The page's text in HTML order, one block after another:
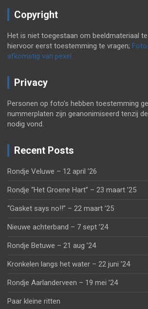
Copyright
Het is niet toegestaan om beeldmateriaal
hiervoor eerst toestemming te vragen; Foto
afkomstig van pexel
Privacy
Personen op foto’s hebben toestemming
nummerplaten zijn geanonimiseerd tenzij
nodig vond.
Recent Posts
Rondje Veluwe – 12 april ’26
Rondje “Het Groene Hart” – 23 maart ’25
“Gasket says no!!” – 22 maart ’25
Nieuwe achterband – 7 sept ’24
Rondje Betuwe – 21 aug ’24
Kronkelen langs het water – 22 juni ’24
Rondje Aarlanderveen – 19 mei ’24
Paar kleine ritten